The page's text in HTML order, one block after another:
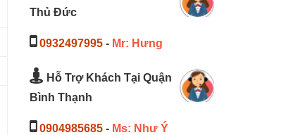
Thủ Đức
0932497995- Mr: Hưng
Hỗ Trợ Khách Tại Quận
Bình Thạnh
0904985685- Ms: Như Ý